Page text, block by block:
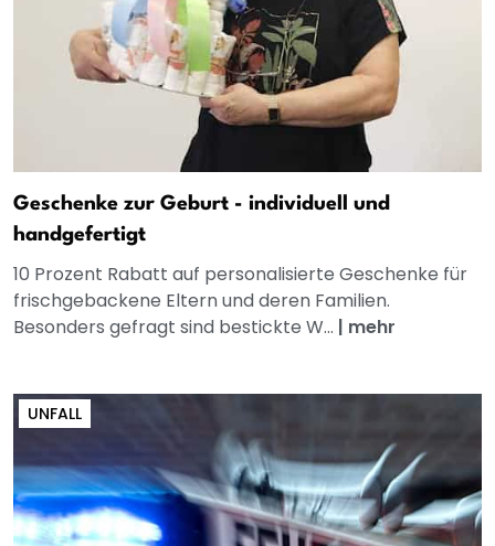
Geschenke zur Geburt - individuell und
handgefertigt
10 Prozent Rabatt auf personalisierte Geschenke für
frischgebackene Eltern und deren Familien.
Besonders gefragt sind bestickte W... | mehr
UNFALL